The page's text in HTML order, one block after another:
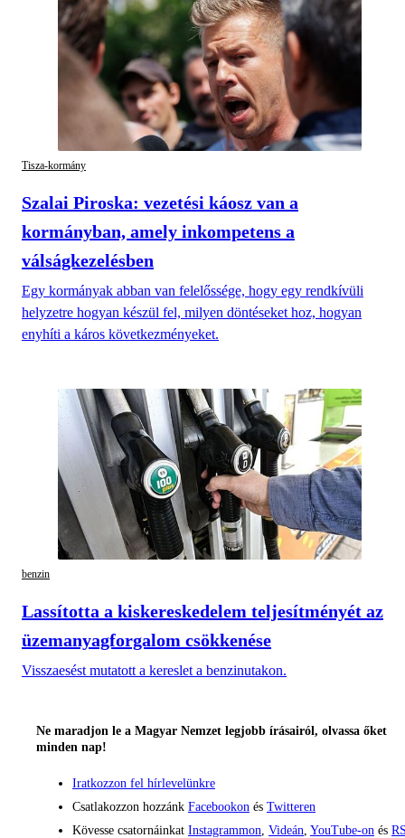
Tisza-kormány
Szalai Piroska: vezetési káosz van a
kormányban, amely inkompetens a
válságkezelésben
Egy kormányak abban van felelőssége, hogy egy rendkívüli
helyzetre hogyan készül fel, milyen döntéseket hoz, hogyan
enyhíti a káros következményeket.
benzin
Lassította a kiskereskedelem teljesítményét az
üzemanyagforgalom csökkenése
Visszaesést mutatott a kereslet a benzinutakon.
Ne maradjon le a Magyar Nemzet legjobb írásairól, olvassa őket
minden nap!
Iratkozzon fel hírlevelünkre
Csatlakozzon hozzánk Facebookon és Twitteren
Kövesse csatornáinkat Instagrammon Videán YouTube-on és